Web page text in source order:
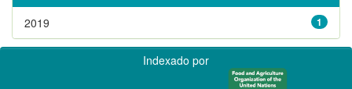
1
2019
Indexado por